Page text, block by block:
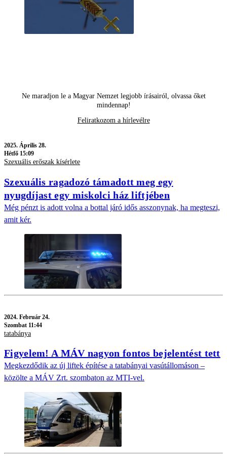
Ne maradjon le a Magyar Nemzet legjobb írásairól, olvassa őket
mindennap!
Feliratkozom a hírlevélre
2025. Április 28.
Hétfő 15:09
Szexuális erőszak kísérlete
Szexuális ragadozó támadott meg egy
nyugdíjast egy miskolci ház liftjében
Még pénzt is adott volna a bottal járó idős asszonynak, ha megteszi,
amit kér.
2024. Február 24.
Szombat 11:44
tatabánya
Figyelem! A MÁV nagyon fontos bejelentést tett
Megkezdődik az új liftek építése a tatabányai vasútállomáson –
közölte a MÁV Zrt. szombaton az MTI-vel.